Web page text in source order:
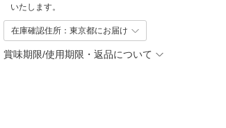
いたします。
在庫確認住所：東京都にお届け
賞味期限/使用期限・返品について